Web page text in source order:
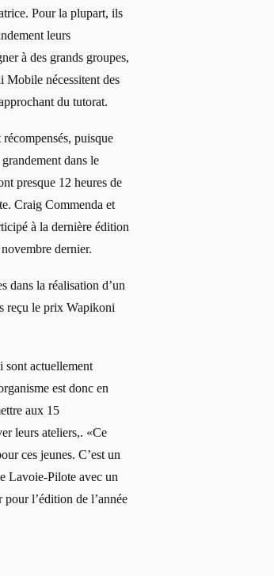
Pour la plupart, ils
leurs
à des grands groupes,
Mobile nécessitent des
du tutorat.
puisque
dans le
presque 12 heures de
Craig Commenda et
à la dernière édition
dernier.
dans la réalisation d’un
reçu le prix Wapikoni
sont actuellement
est donc en
aux 15
leurs ateliers,. «Ce
ces jeunes. C’est un
Lavoie-Pilote avec un
pour l’édition de l’année